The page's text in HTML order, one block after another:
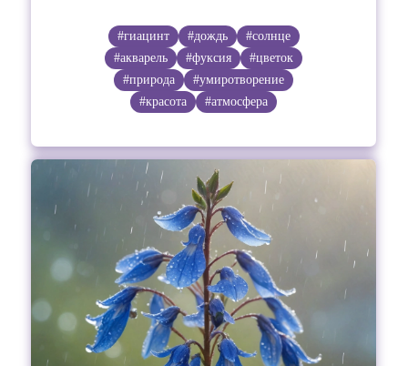
#гиацинт #дождь
#солнце
#акварель
#фуксия
#цветок
#природа
#умиротворение
#красота
#атмосфера